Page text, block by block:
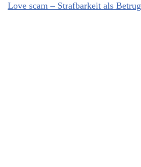
Love scam – Strafbarkeit als Betrug